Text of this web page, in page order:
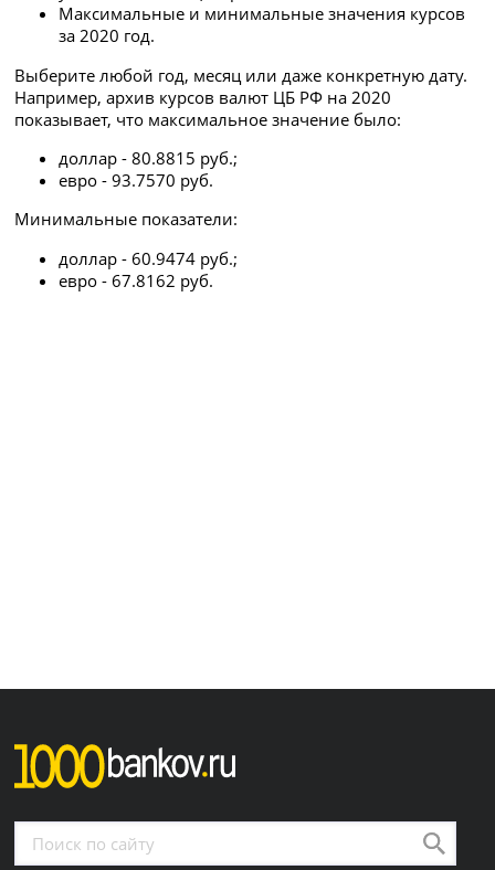
Максимальные и минимальные значения курсов
за 2020 год.
Выберите любой год, месяц или даже конкретную дату.
Например, архив курсов валют ЦБ РФ на 2020
показывает, что максимальное значение было:
доллар - 80.8815 руб.;
евро - 93.7570 руб.
Минимальные показатели:
доллар - 60.9474 руб.;
евро - 67.8162 руб.